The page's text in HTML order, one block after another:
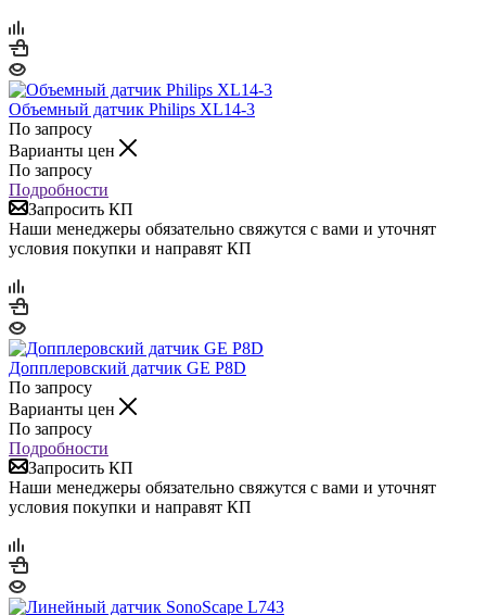
Объемный датчик Philips XL14-3
По запросу
Варианты цен
По запросу
Подробности
Запросить КП
Наши менеджеры обязательно свяжутся с вами и уточнят
условия покупки и направят КП
Допплеровский датчик GE P8D
По запросу
Варианты цен
По запросу
Подробности
Запросить КП
Наши менеджеры обязательно свяжутся с вами и уточнят
условия покупки и направят КП